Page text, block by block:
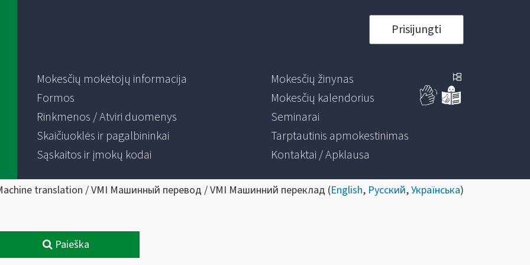
Prisijungti
Mokesčių mokėtojų informacija
Formos
Rinkmenos / Atviri duomenys
Skaičiuoklės ir pagalbininkai
Sąskaitos ir įmokų kodai
Mokesčių žinynas
Mokesčių kalendorius
Seminarai
Tarptautinis apmokestinimas
Kontaktai / Apklausa
translation / VMI Машинный перевод / VMI Машинний переклад (English, Русский,Українська)
Paieška